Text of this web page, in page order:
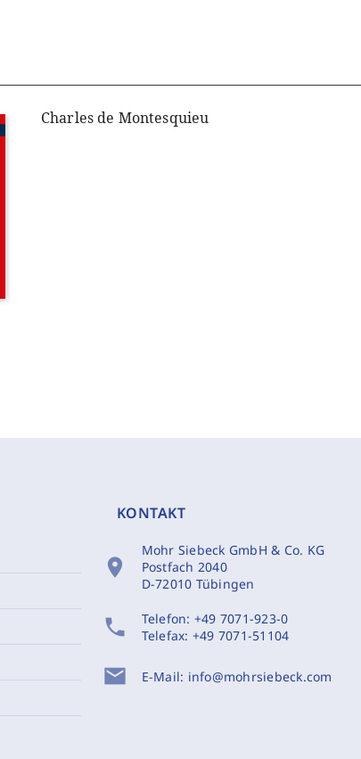
Charles de Montesquieu
KONTAKT
location_on
Mohr Siebeck GmbH & Co. KG
Postfach 2040
D-72010 Tübingen
phone Telefon: +49 7071-923-0
Telefax: +49 7071-51104
mail E-Mail: info@mohrsiebeck.com